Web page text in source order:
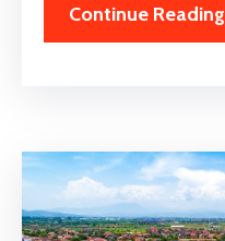
Continue Reading